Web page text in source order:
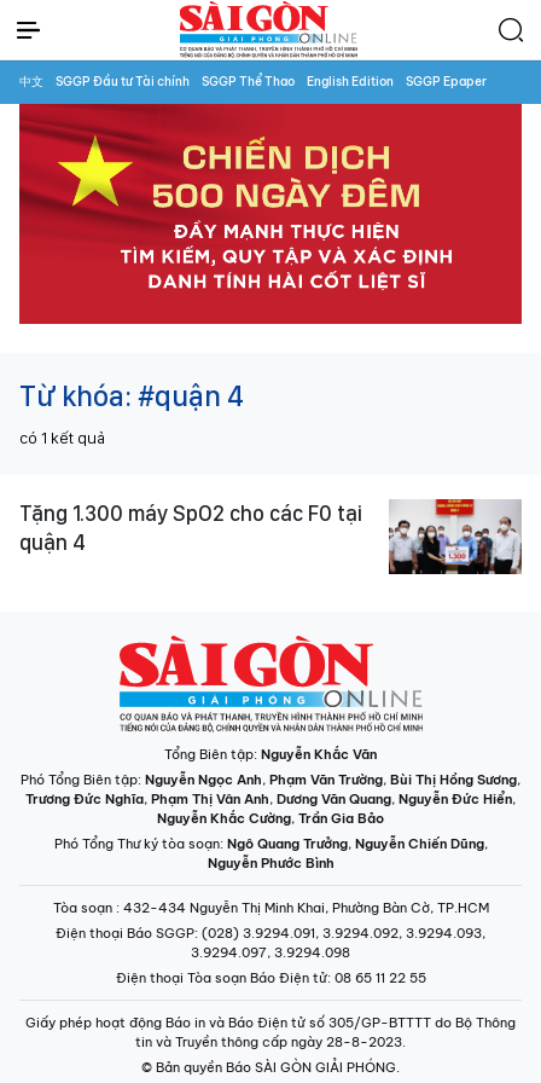
中文 SGGP Đầu tư Tài chính SGGP Thể Thao English Edition SGGP Epaper
Từ khóa: #quận 4 ​
có 1 kết quả
Tặng 1.300 máy SpO2 cho các F0 tại
quận 4 ​
Tổng Biên tập: Nguyễn Khắc Văn
Phó Tổng Biên tập: Nguyễn Ngọc Anh, Phạm Văn Trường, Bùi Thị Hồng Sương,
Trương Đức Nghĩa, Phạm Thị Vân Anh, Dương Văn Quang, Nguyễn Đức Hiển,
Nguyễn Khắc Cường, Trần Gia Bảo
Phó Tổng Thư ký tòa soạn: Ngô Quang Trưởng, Nguyễn Chiến Dũng,
Nguyễn Phước Bình
Tòa soạn : 432-434 Nguyễn Thị Minh Khai, Phường Bàn Cờ, TP.HCM
Điện thoại Báo SGGP: (028) 3.9294.091, 3.9294.092, 3.9294.093,
3.9294.097, 3.9294.098
Điện thoại Tòa soạn Báo Điện tử: 08 65 11 22 55
Giấy phép hoạt động Báo in và Báo Điện tử số 305/GP-BTTTT do Bộ Thông
tin và Truyền thông cấp ngày 28-8-2023.
© Bản quyền Báo SÀI GÒN GIẢI PHÓNG.